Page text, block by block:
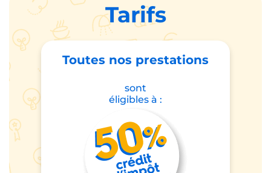
Tarifs
Toutes nos prestations
sont
éligibles à :